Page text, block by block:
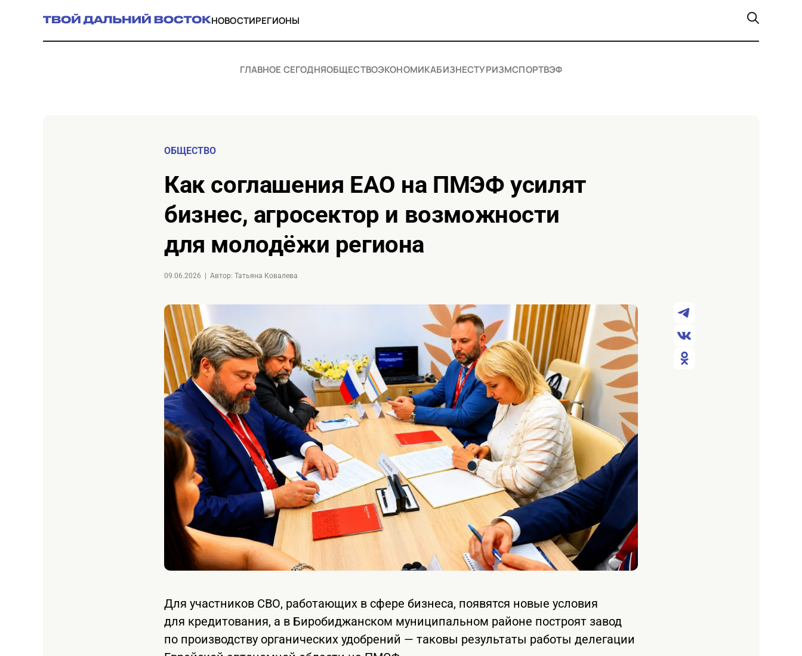
НОВОСТИРЕГИОНЫ
ГЛАВНОЕ СЕГОДНЯОБЩЕСТВОЭКОНОМИКАБИЗНЕСТУРИЗМСПОРТВЭФ
ОБЩЕСТВО
Как соглашения ЕАО на ПМЭФ усилят
бизнес, агросектор и возможности
для молодёжи региона
09.06.2026 | Автор: Татьяна Ковалева
Для участников СВО, работающих в сфере бизнеса, появятся новые условия
для кредитования, а в Биробиджанском муниципальном районе построят завод
по производству органических удобрений — таковы результаты работы делегации